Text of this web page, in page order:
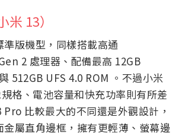
13）
版機型，同樣搭載高通
2 處理器、配備最高 12GB
512GB UFS 4.0 ROM 。不過小米
格、電池容量和快充功率則有所差
比較最大的不同還是外觀設計，
金屬直角邊框，擁有更輕薄、螢幕邊